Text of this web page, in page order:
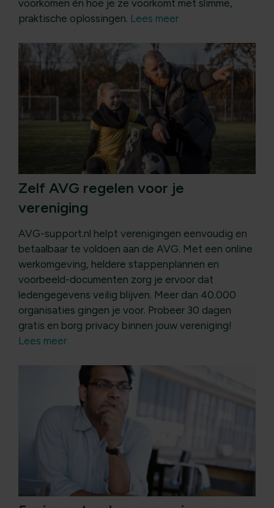
voorkomen én hoe je ze voorkomt met slimme,
praktische oplossingen. Lees meer
Zelf AVG regelen voor je
vereniging
AVG-support.nl helpt verenigingen eenvoudig en
betaalbaar te voldoen aan de AVG. Met een online
werkomgeving, heldere stappenplannen en
voorbeeld-documenten zorg je ervoor dat
ledengegevens veilig blijven. Meer dan 40.000
organisaties gingen je voor. Probeer 30 dagen
gratis en borg privacy binnen jouw vereniging!
Lees meer